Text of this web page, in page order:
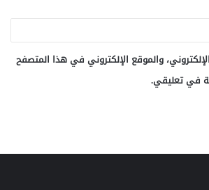
والموقع الإلكتروني في هذا المتصفح
في تعليقي.